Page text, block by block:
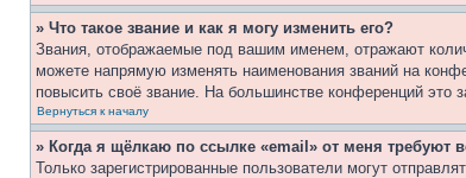
» Что такое звание и как я могу изменить его?
Звания, отображаемые под вашим именем, отражают
можете напрямую изменять наименования званий на
повысить своё звание. На большинстве конференций это
Вернуться к началу
» Когда я щёлкаю по ссылке «email» от меня требуют
Только зарегистрированные пользователи могут